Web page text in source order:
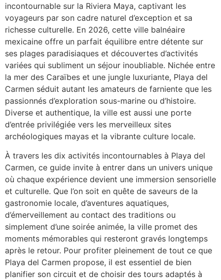
incontournable sur la Riviera Maya, captivant les
voyageurs par son cadre naturel d’exception et sa
richesse culturelle. En 2026, cette ville balnéaire
mexicaine offre un parfait équilibre entre détente sur
ses plages paradisiaques et découvertes d’activités
variées qui subliment un séjour inoubliable. Nichée entre
la mer des Caraïbes et une jungle luxuriante, Playa del
Carmen séduit autant les amateurs de farniente que les
passionnés d’exploration sous-marine ou d’histoire.
Diverse et authentique, la ville est aussi une porte
d’entrée privilégiée vers les merveilleux sites
archéologiques mayas et la vibrante culture locale.
À travers les dix activités incontournables à Playa del
Carmen, ce guide invite à entrer dans un univers unique
où chaque expérience devient une immersion sensorielle
et culturelle. Que l’on soit en quête de saveurs de la
gastronomie locale, d’aventures aquatiques,
d’émerveillement au contact des traditions ou
simplement d’une soirée animée, la ville promet des
moments mémorables qui resteront gravés longtemps
après le retour. Pour profiter pleinement de tout ce que
Playa del Carmen propose, il est essentiel de bien
planifier son circuit et de choisir des tours adaptés à